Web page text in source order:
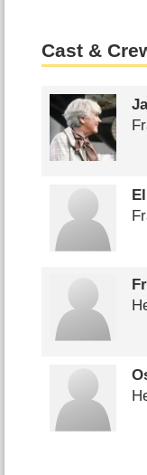
Cast &